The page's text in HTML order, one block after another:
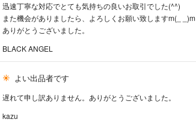
迅速丁寧な対応でとても気持ちの良いお取引でした(^^)
また機会がありましたら、よろしくお願い致しますm(_ _)m
ありがとうございました。
BLACK ANGEL
よい出品者です
遅れて申し訳ありません。ありがとうございました。
kazu